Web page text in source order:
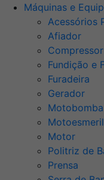
Máquinas e
Acessórios
Afiador
Fundição e
Furadeira
Gerador
Motobomba
Motoesmeril
Motor
Politriz de
Prensa